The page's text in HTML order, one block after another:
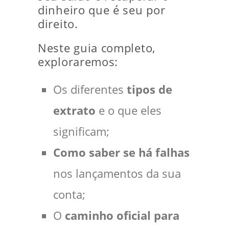
dinheiro que é seu por
direito.
Neste guia completo,
exploraremos:
Os diferentes tipos de
extrato e o que eles
significam;
Como saber se há falhas
nos lançamentos da sua
conta;
O caminho oficial para